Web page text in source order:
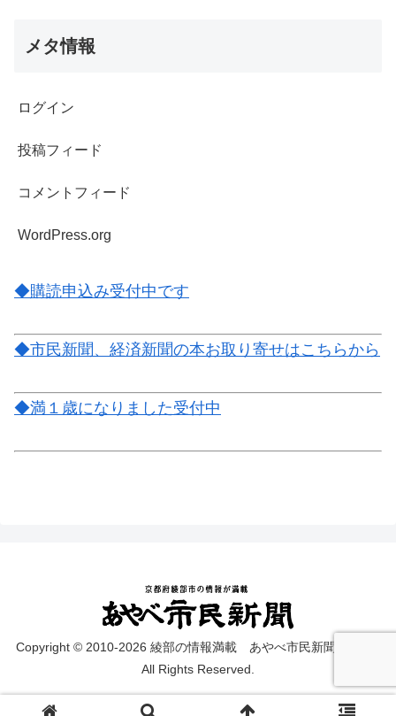
メタ情報
ログイン
投稿フィード
コメントフィード
WordPress.org
◆購読申込み受付中です
◆市民新聞、経済新聞の本お取り寄せはこちらから
◆満１歳になりました受付中
Copyright © 2010-2026 綾部の情報満載 あやべ市民新聞 on web
All Rights Reserved.